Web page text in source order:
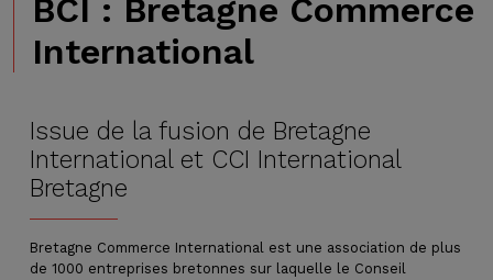
BCI : Bretagne Commerce
International
Issue de la fusion de Bretagne
International et CCI International
Bretagne
Bretagne Commerce International est une association de plus
de 1000 entreprises bretonnes sur laquelle le Conseil